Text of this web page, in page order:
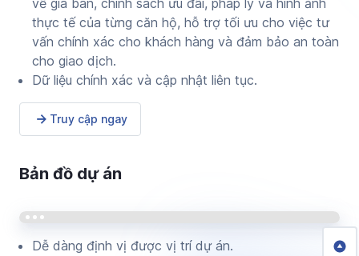
về giá bán, chính sách ưu đãi, pháp lý và hình ảnh
thực tế của từng căn hộ, hỗ trợ tối ưu cho việc tư
vấn chính xác cho khách hàng và đảm bảo an toàn
cho giao dịch.
Dữ liệu chính xác và cập nhật liên tục.
Truy cập ngay
Bản đồ dự án
Dễ dàng định vị được vị trí dự án.